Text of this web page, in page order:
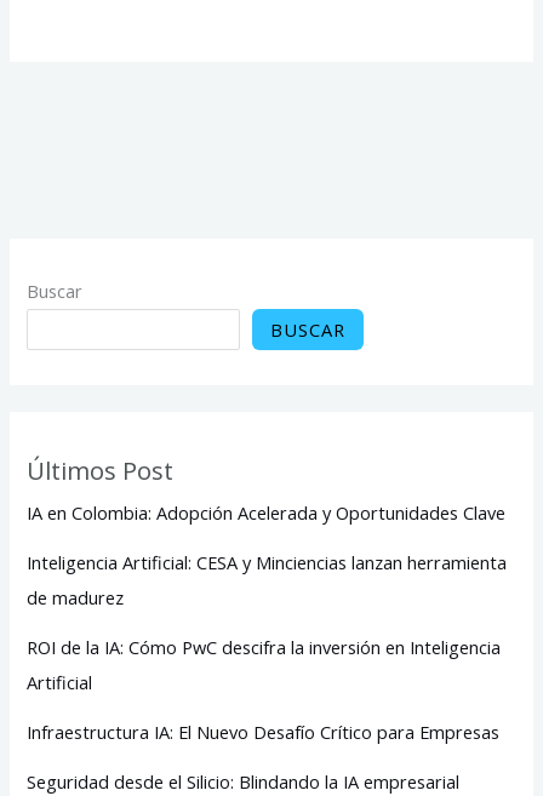
Buscar
BUSCAR
Últimos Post
IA en Colombia: Adopción Acelerada y Oportunidades Clave
Inteligencia Artificial: CESA y Minciencias lanzan herramienta
de madurez
ROI de la IA: Cómo PwC descifra la inversión en Inteligencia
Artificial
Infraestructura IA: El Nuevo Desafío Crítico para Empresas
Seguridad desde el Silicio: Blindando la IA empresarial